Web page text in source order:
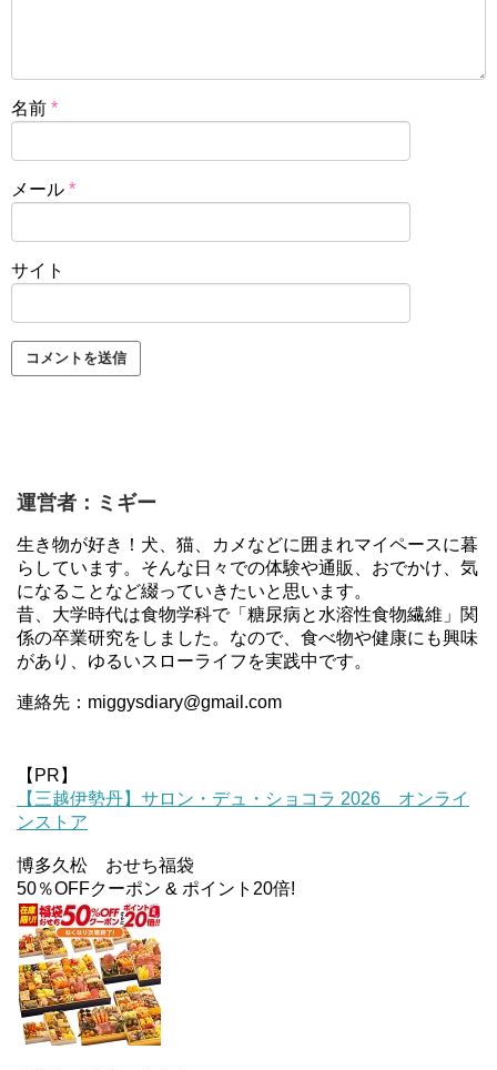
名前 *
メール *
サイト
運営者：ミギー
生き物が好き！犬、猫、カメなどに囲まれマイペースに暮
らしています。そんな日々での体験や通販、おでかけ、気
になることなど綴っていきたいと思います。
昔、大学時代は食物学科で「糖尿病と水溶性食物繊維」関
係の卒業研究をしました。なので、食べ物や健康にも興味
があり、ゆるいスローライフを実践中です。
連絡先：miggysdiary@gmail.com
【PR】
【三越伊勢丹】サロン・デュ・ショコラ 2026 オンライ
ンストア
博多久松 おせち福袋
50％OFFクーポン & ポイント20倍!